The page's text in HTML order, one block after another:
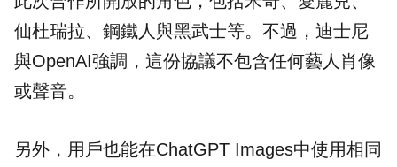
仙杜瑞拉、鋼鐵人與黑武士等。不過，迪士尼
與OpenAI強調，這份協議不包含任何藝人肖像
或聲音。
另外，用戶也能在ChatGPT Images中使用相同